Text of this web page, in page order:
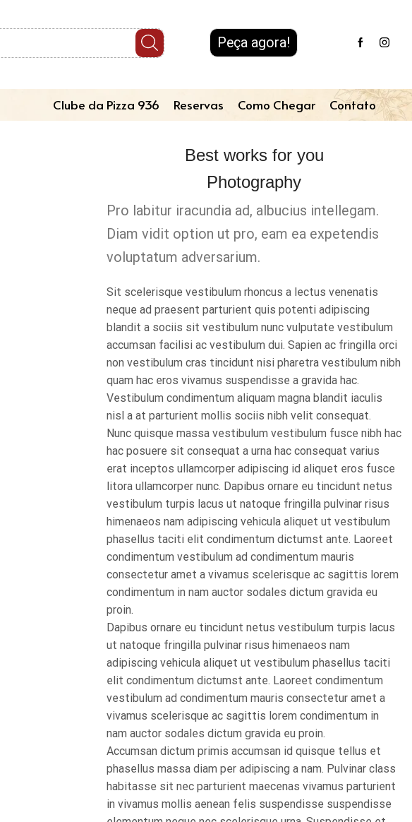
Peça agora!
Clube da Pizza 936 Reservas Como Chegar Contato
Best works for you
Photography
Pro labitur iracundia ad, albucius intellegam.
Diam vidit option ut pro, eam ea expetendis
voluptatum adversarium.
Sit scelerisque vestibulum rhoncus a lectus venenatis
neque ad praesent parturient quis potenti adipiscing
blandit a sociis sit vestibulum nunc vulputate vestibulum
accumsan facilisi ac vestibulum dui. Sapien ac fringilla orci
non vestibulum cras tincidunt nisi pharetra vestibulum nibh
quam hac eros vivamus suspendisse a gravida hac.
Vestibulum condimentum aliquam magna blandit iaculis
nisl a at parturient mollis sociis nibh velit consequat.
Nunc quisque massa vestibulum vestibulum fusce nibh hac
hac posuere sit consequat a urna hac consequat varius
erat inceptos ullamcorper adipiscing id aliquet eros fusce
litora ullamcorper nunc. Dapibus ornare eu tincidunt netus
vestibulum turpis lacus ut natoque fringilla pulvinar risus
himenaeos nam adipiscing vehicula aliquet ut vestibulum
phasellus taciti elit condimentum dictumst ante. Laoreet
condimentum vestibulum ad condimentum mauris
consectetur amet a vivamus scelerisque ac sagittis lorem
condimentum in nam auctor sodales dictum gravida eu
proin.
Dapibus ornare eu tincidunt netus vestibulum turpis lacus
ut natoque fringilla pulvinar risus himenaeos nam
adipiscing vehicula aliquet ut vestibulum phasellus taciti
elit condimentum dictumst ante. Laoreet condimentum
vestibulum ad condimentum mauris consectetur amet a
vivamus scelerisque ac sagittis lorem condimentum in
nam auctor sodales dictum gravida eu proin.
Accumsan dictum primis accumsan id quisque tellus et
phasellus massa diam per adipiscing a nam. Pulvinar class
habitasse sit nec parturient maecenas vivamus parturient
in vivamus mollis aenean felis suspendisse suspendisse